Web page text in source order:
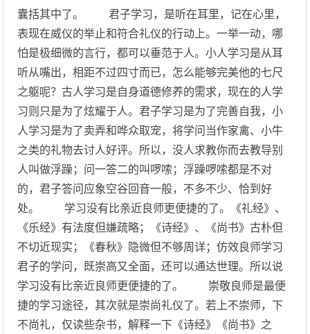
囊括其中了。 君子学习，是听在耳里，记在心里，
表现在威仪的举止和符合礼仪的行动上。一举一动，哪
怕是极细微的言行，都可以垂范于人。小人学习是从耳
听从嘴出，相距不过四寸而已，怎么能够完美他的七尺
之躯呢？古人学习是自身道德修养的需求，现在的人学
习则只是为了炫耀于人。君子学习是为了完善自我，小
人学习是为了卖弄和哗众取宠，将学问当作家禽、小牛
之类的礼物去讨人好评。所以，没人求教你而去教导别
人叫做浮躁；问一答二的叫啰嗦；浮躁啰嗦都是不对
的，君子答问应象空谷回音一般，不多不少、恰到好
处。 学习没有比亲近良师更便捷的了。《礼经》、
《乐经》有法度但嫌疏略；《诗经》、《尚书》古朴但
不切近现实；《春秋》隐微但不够周详；仿效良师学习
君子的学问，既崇高又全面，还可以通达世理。所以说
学习没有比亲近良师更便捷的了。 崇敬良师是最便
捷的学习途径，其次就是崇尚礼仪了。若上不崇师，下
不尚礼，仅读些杂书，解释一下《诗经》《尚书》之